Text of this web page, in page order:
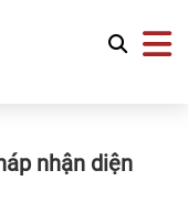
nhận diện